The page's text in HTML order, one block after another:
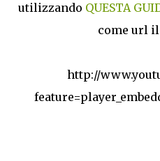
utilizzando QUESTA
come url il
http://